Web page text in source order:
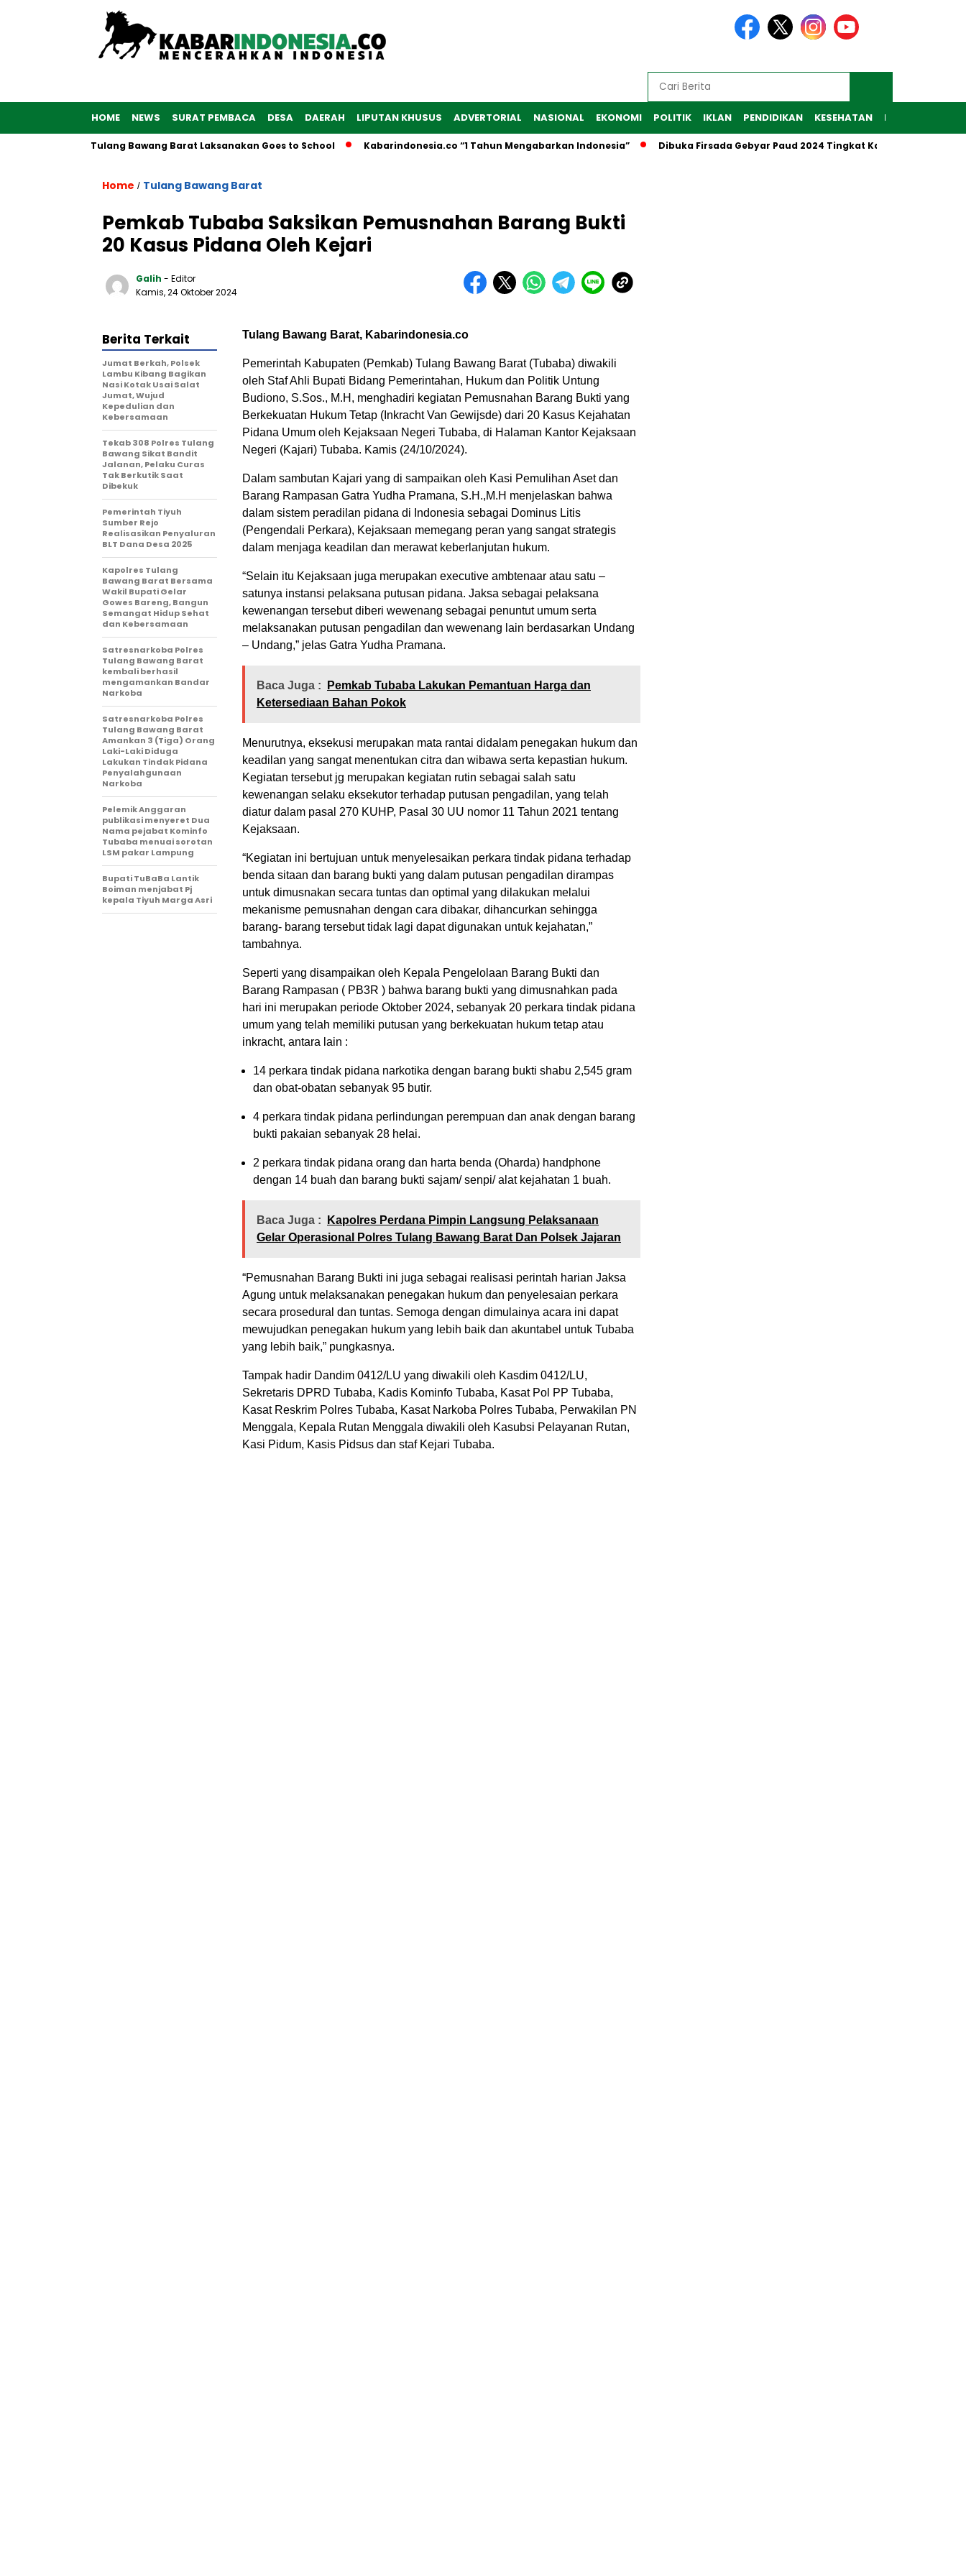
HOME NEWS SURAT PEMBACA DESA DAERAH LIPUTAN KHUSUS ADVERTORIAL NASIONAL EKONOMI POLITIK IKLAN PENDIDIKAN KESEHATAN RAGAM
Polres Tulang Bawang Barat Laksanakan Goes to School Kabarindonesia.co “1 Tahun Mengabarkan Indonesia” Dibuka Firsada Gebyar Paud 2024 Tingkat Kabupaten Tubaba
Home / Tulang Bawang Barat
Pemkab Tubaba Saksikan Pemusnahan Barang Bukti
20 Kasus Pidana Oleh Kejari
Galih - Editor
Kamis, 24 Oktober 2024
Tulang Bawang Barat, Kabarindonesia.co
Pemerintah Kabupaten (Pemkab) Tulang Bawang Barat (Tubaba) diwakili
oleh Staf Ahli Bupati Bidang Pemerintahan, Hukum dan Politik Untung
Budiono, S.Sos., M.H, menghadiri kegiatan Pemusnahan Barang Bukti yang
Berkekuatan Hukum Tetap (Inkracht Van Gewijsde) dari 20 Kasus Kejahatan
Pidana Umum oleh Kejaksaan Negeri Tubaba, di Halaman Kantor Kejaksaan
Negeri (Kajari) Tubaba. Kamis (24/10/2024).
Dalam sambutan Kajari yang di sampaikan oleh Kasi Pemulihan Aset dan
Barang Rampasan Gatra Yudha Pramana, S.H.,M.H menjelaskan bahwa
dalam sistem peradilan pidana di Indonesia sebagai Dominus Litis
(Pengendali Perkara), Kejaksaan memegang peran yang sangat strategis
dalam menjaga keadilan dan merawat keberlanjutan hukum.
“Selain itu Kejaksaan juga merupakan executive ambtenaar atau satu –
satunya instansi pelaksana putusan pidana. Jaksa sebagai pelaksana
kewenangan tersebut diberi wewenang sebagai penuntut umum serta
melaksanakan putusan pengadilan dan wewenang lain berdasarkan Undang
– Undang,” jelas Gatra Yudha Pramana.
Baca Juga :
Pemkab Tubaba Lakukan Pemantuan Harga dan
Ketersediaan Bahan Pokok
Menurutnya, eksekusi merupakan mata rantai didalam penegakan hukum dan
keadilan yang sangat menentukan citra dan wibawa serta kepastian hukum.
Kegiatan tersebut jg merupakan kegiatan rutin sebagai salah satu
kewenangan selaku eksekutor terhadap putusan pengadilan, yang telah
diatur dalam pasal 270 KUHP, Pasal 30 UU nomor 11 Tahun 2021 tentang
Kejaksaan.
“Kegiatan ini bertujuan untuk menyelesaikan perkara tindak pidana terhadap
benda sitaan dan barang bukti yang dalam putusan pengadilan dirampas
untuk dimusnakan secara tuntas dan optimal yang dilakukan melalui
mekanisme pemusnahan dengan cara dibakar, dihancurkan sehingga
barang- barang tersebut tidak lagi dapat digunakan untuk kejahatan,”
tambahnya.
Seperti yang disampaikan oleh Kepala Pengelolaan Barang Bukti dan
Barang Rampasan ( PB3R ) bahwa barang bukti yang dimusnahkan pada
hari ini merupakan periode Oktober 2024, sebanyak 20 perkara tindak pidana
umum yang telah memiliki putusan yang berkekuatan hukum tetap atau
inkracht, antara lain :
14 perkara tindak pidana narkotika dengan barang bukti shabu 2,545 gram
dan obat-obatan sebanyak 95 butir.
4 perkara tindak pidana perlindungan perempuan dan anak dengan barang
bukti pakaian sebanyak 28 helai.
2 perkara tindak pidana orang dan harta benda (Oharda) handphone
dengan 14 buah dan barang bukti sajam/ senpi/ alat kejahatan 1 buah.
Baca Juga :
Kapolres Perdana Pimpin Langsung Pelaksanaan
Gelar Operasional Polres Tulang Bawang Barat Dan Polsek Jajaran
“Pemusnahan Barang Bukti ini juga sebagai realisasi perintah harian Jaksa
Agung untuk melaksanakan penegakan hukum dan penyelesaian perkara
secara prosedural dan tuntas. Semoga dengan dimulainya acara ini dapat
mewujudkan penegakan hukum yang lebih baik dan akuntabel untuk Tubaba
yang lebih baik,” pungkasnya.
Tampak hadir Dandim 0412/LU yang diwakili oleh Kasdim 0412/LU,
Sekretaris DPRD Tubaba, Kadis Kominfo Tubaba, Kasat Pol PP Tubaba,
Kasat Reskrim Polres Tubaba, Kasat Narkoba Polres Tubaba, Perwakilan PN
Menggala, Kepala Rutan Menggala diwakili oleh Kasubsi Pelayanan Rutan,
Kasi Pidum, Kasis Pidsus dan staf Kejari Tubaba.
Berita Terkait
Jumat Berkah, Polsek
Lambu Kibang Bagikan
Nasi Kotak Usai Salat
Jumat, Wujud
Kepedulian dan
Kebersamaan
Tekab 308 Polres Tulang
Bawang Sikat Bandit
Jalanan, Pelaku Curas
Tak Berkutik Saat
Dibekuk
Pemerintah Tiyuh
Sumber Rejo
Realisasikan Penyaluran
BLT Dana Desa 2025
Kapolres Tulang
Bawang Barat Bersama
Wakil Bupati Gelar
Gowes Bareng, Bangun
Semangat Hidup Sehat
dan Kebersamaan
Satresnarkoba Polres
Tulang Bawang Barat
kembali berhasil
mengamankan Bandar
Narkoba
Satresnarkoba Polres
Tulang Bawang Barat
Amankan 3 (Tiga) Orang
Laki-Laki Diduga
Lakukan Tindak Pidana
Penyalahgunaan
Narkoba
Pelemik Anggaran
publikasi menyeret Dua
Nama pejabat Kominfo
Tubaba menuai sorotan
LSM pakar Lampung
Bupati TuBaBa Lantik
Boiman menjabat Pj
kepala Tiyuh Marga Asri